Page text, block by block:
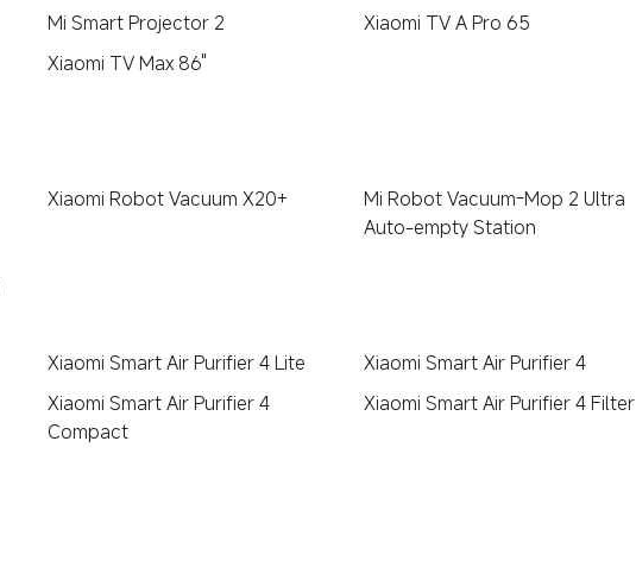
Mi Smart Projector 2 Xiaomi TV A Pro 65
Xiaomi TV Max 86"
Xiaomi Robot Vacuum X20+
Mi Robot Vacuum-Mop 2 Ultra
Auto-empty Station
Xiaomi Smart Air Purifier 4 Lite Xiaomi Smart Air Purifier 4
Xiaomi Smart Air Purifier 4
Compact
Xiaomi Smart Air Purifier 4 Filter